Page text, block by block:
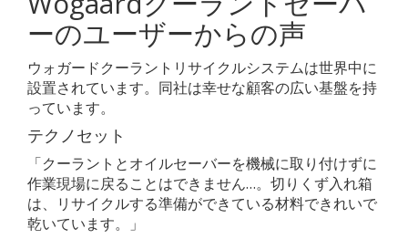
ーのユーザーからの声
ウォガードクーラントリサイクルシステムは世界中に
設置されています。同社は幸せな顧客の広い基盤を持
っています。
テクノセット
「クーラントとオイルセーバーを機械に取り付けずに
作業現場に戻ることはできません…。切りくず入れ箱
は、リサイクルする準備ができている材料できれいで
乾いています。」